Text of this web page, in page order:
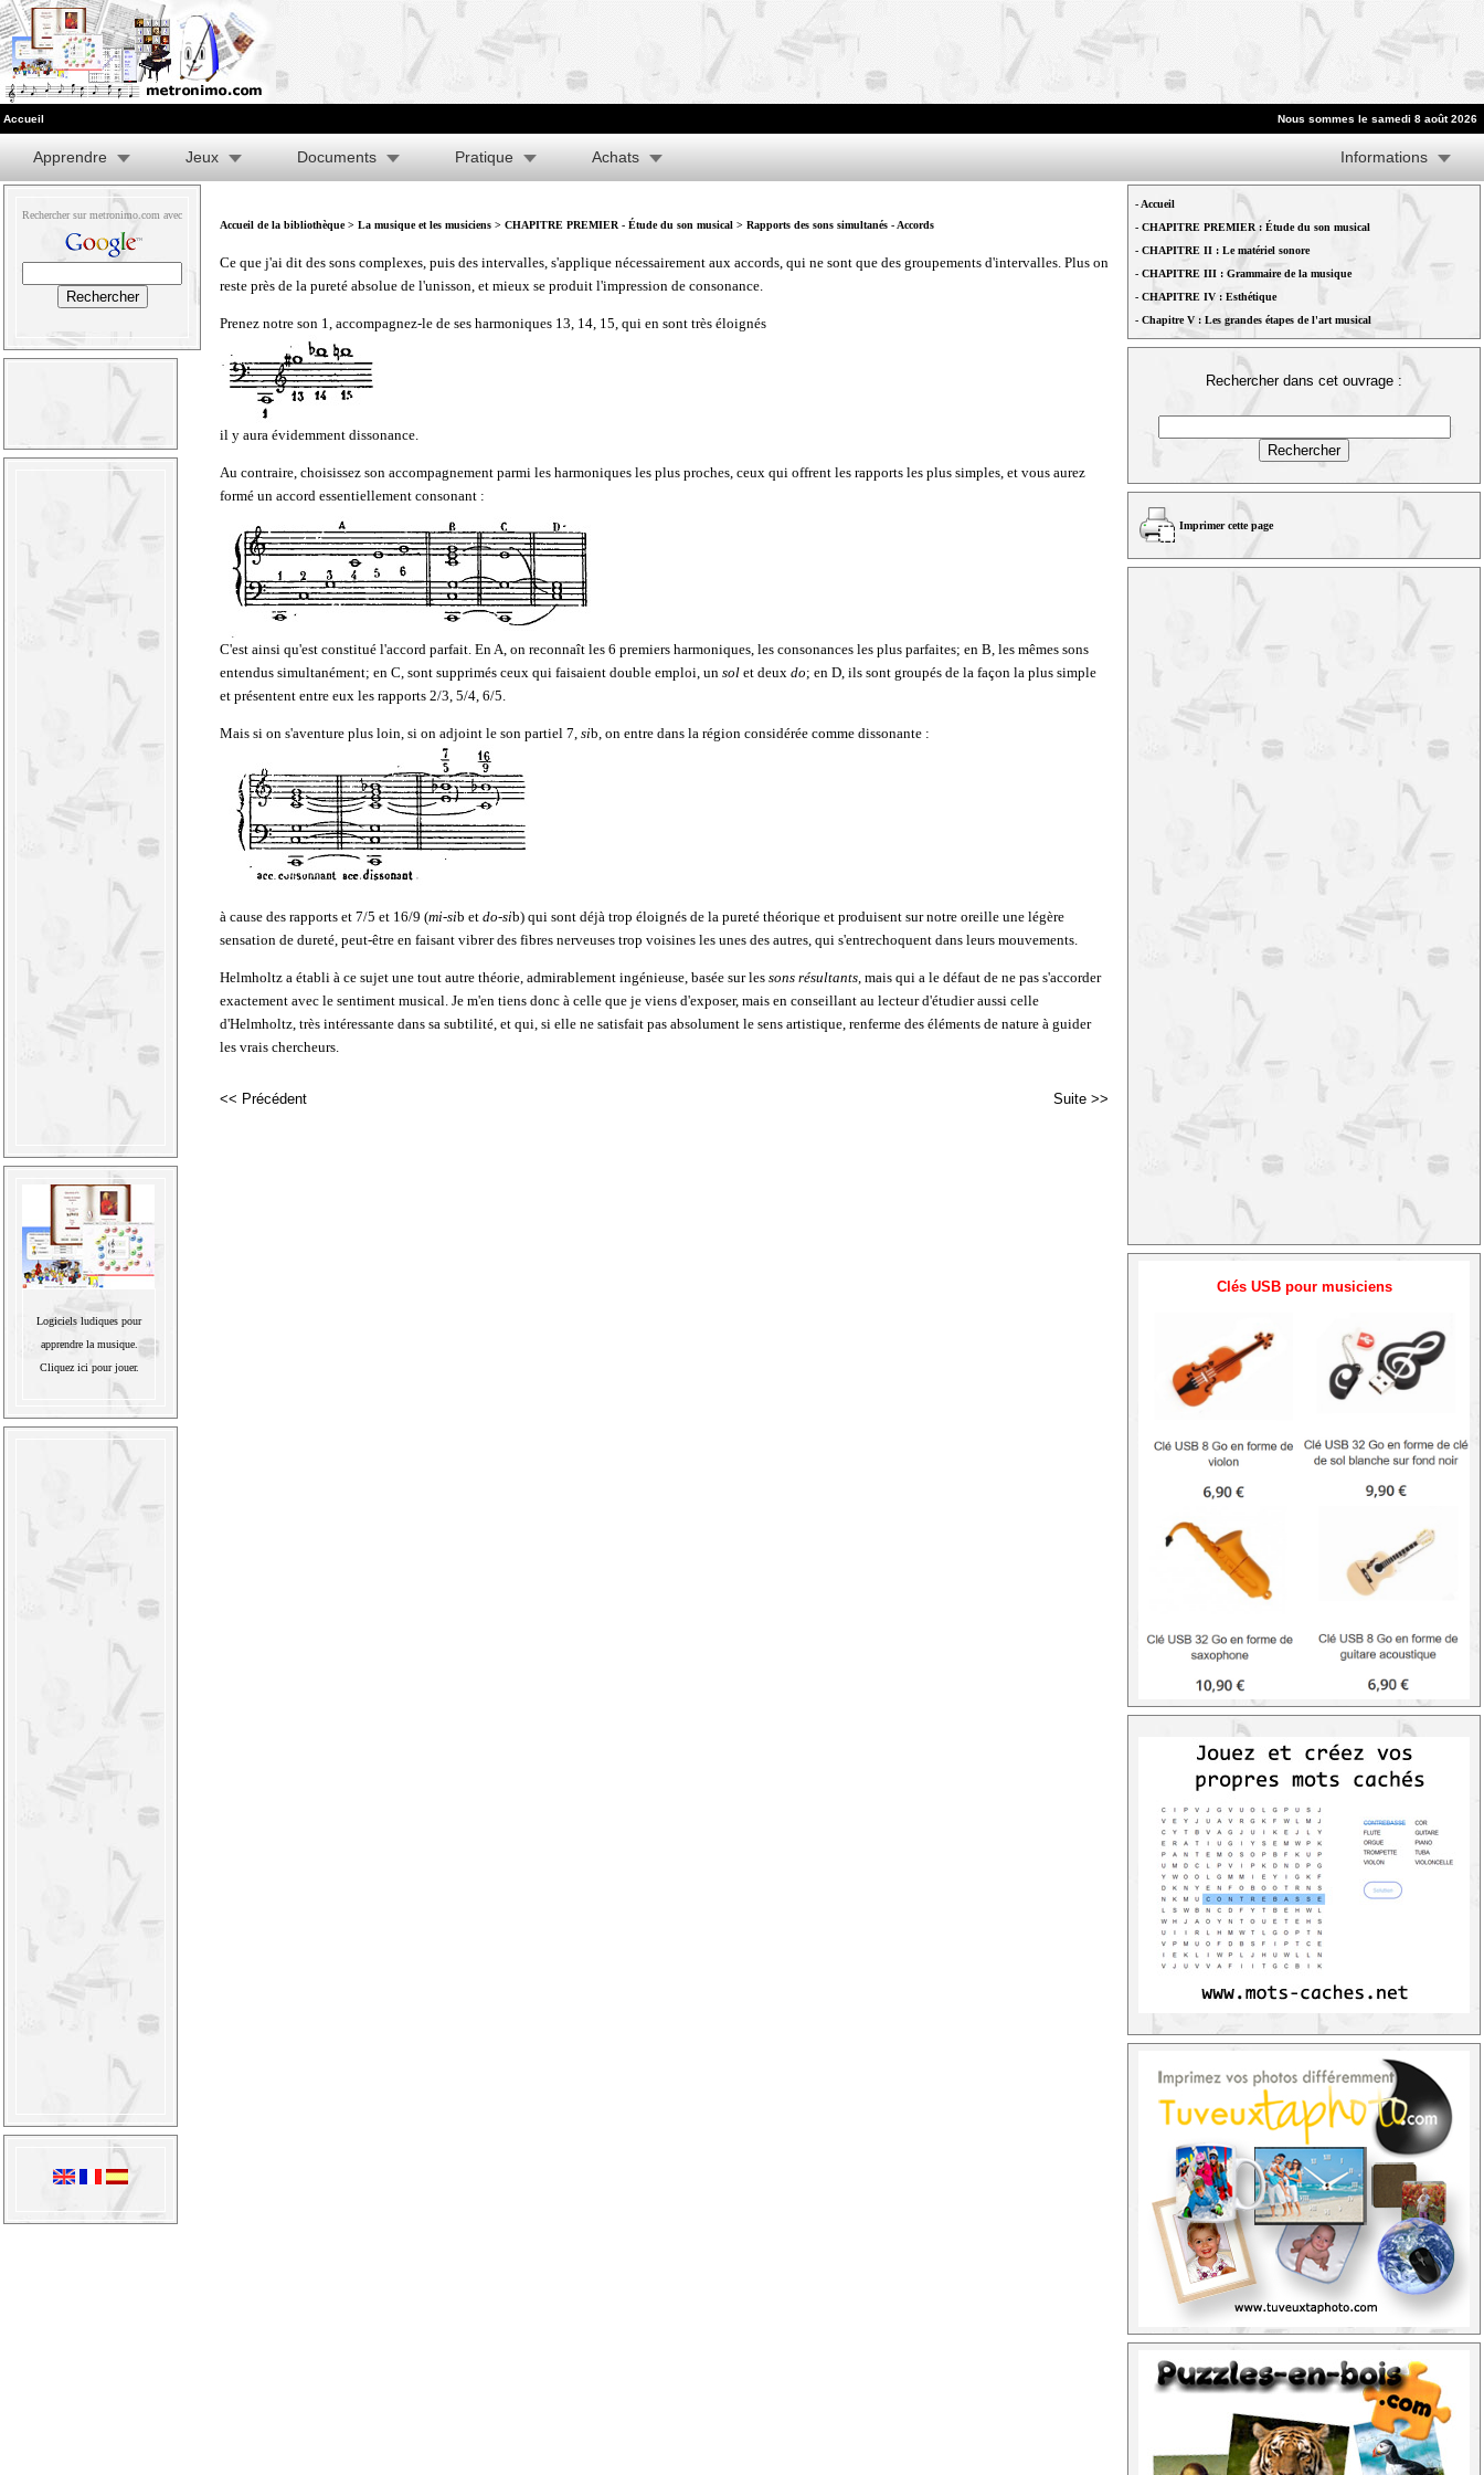
Accueil Nous sommes le samedi 8 août 2026
Apprendre Jeux Documents Pratique Achats Informations
Rechercher sur metronimo.com avec
Logiciels ludiques pour
apprendre la musique.
Cliquez ici pour jouer.
Accueil de la bibliothèque> La musique et les musiciens > CHAPITRE PREMIER - Étude du son musical > Rapports des sons simultanés - Accords
Ce que j'ai dit des sons complexes, puis des intervalles, s'applique nécessairement aux accords, qui ne sont que des groupements d'intervalles. Plus on
reste près de la pureté absolue de l'unisson, et mieux se produit l'impression de consonance.
Prenez notre son 1, accompagnez-le de ses harmoniques 13, 14, 15, qui en sont très éloignés
il y aura évidemment dissonance.
Au contraire, choisissez son accompagnement parmi les harmoniques les plus proches, ceux qui offrent les rapports les plus simples, et vous aurez
formé un accord essentiellement consonant :
C'est ainsi qu'est constitué l'accord parfait. En A, on reconnaît les 6 premiers harmoniques, les consonances les plus parfaites; en B, les mêmes sons
entendus simultanément; en C, sont supprimés ceux qui faisaient double emploi, un sol et deux do; en D, ils sont groupés de la façon la plus simple
et présentent entre eux les rapports 2/3, 5/4, 6/5.
Mais si on s'aventure plus loin, si on adjoint le son partiel 7, sib, on entre dans la région considérée comme dissonante :
à cause des rapports et 7/5 et 16/9 (mi-sib et do-sib) qui sont déjà trop éloignés de la pureté théorique et produisent sur notre oreille une légère
sensation de dureté, peut-être en faisant vibrer des fibres nerveuses trop voisines les unes des autres, qui s'entrechoquent dans leurs mouvements.
Helmholtz a établi à ce sujet une tout autre théorie, admirablement ingénieuse, basée sur les sons résultants, mais qui a le défaut de ne pas s'accorder
exactement avec le sentiment musical. Je m'en tiens donc à celle que je viens d'exposer, mais en conseillant au lecteur d'étudier aussi celle
d'Helmholtz, très intéressante dans sa subtilité, et qui, si elle ne satisfait pas absolument le sens artistique, renferme des éléments de nature à guider
les vrais chercheurs.
<< Précédent Suite >>
- Accueil
- CHAPITRE PREMIER : Étude du son musical
- CHAPITRE II : Le matériel sonore
- CHAPITRE III : Grammaire de la musique
- CHAPITRE IV : Esthétique
- Chapitre V : Les grandes étapes de l'art musical
Rechercher dans cet ouvrage :
Imprimer cette page
Clés USB pour musiciens